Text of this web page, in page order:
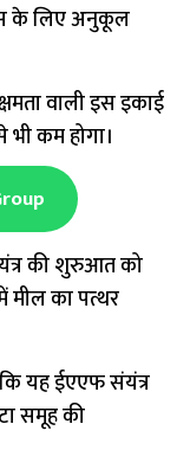
के लिए अनुकूल
वाली इस इकाई
भी कम होगा।
की शुरुआत को
मील का पत्थर
यह ईएएफ संयंत्र
समूह की